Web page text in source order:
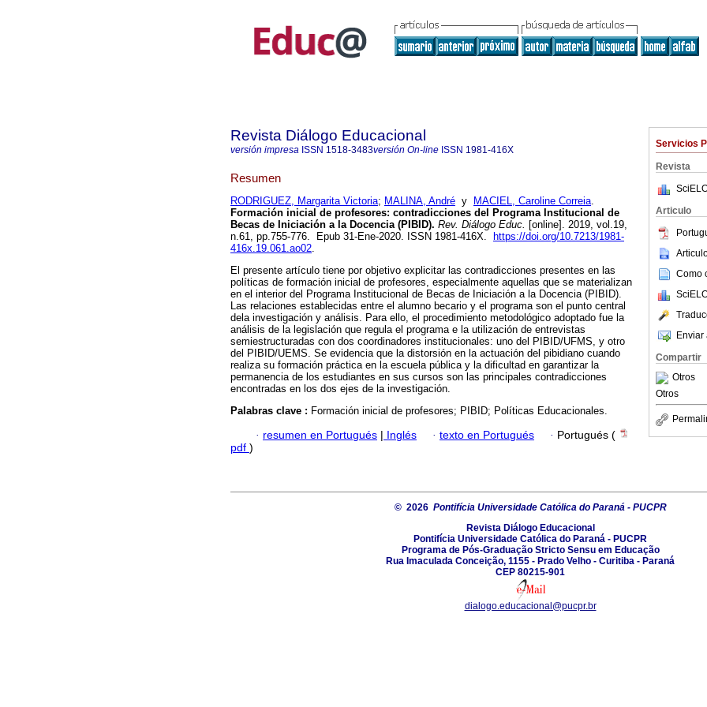
Servicios
Revista
Articulo
Como
Enviar
Compartir
Otros
Otros
Revista Diálogo Educacional
versión impresa ISSN 1518-3483versión On-line ISSN 1981-416X
Resumen
RODRIGUEZ, Margarita Victoria; MALINA, André y MACIEL, Caroline Correia.
Formación inicial de profesores: contradicciones del Programa Institucional de
Becas de Iniciación a la Docencia (PIBID). Rev. Diálogo Educ. [online]. 2019, vol.19,
n.61, pp.755-776. Epub 31-Ene-2020. ISSN 1981-416X.
https://doi.org/10.7213/1981-
416x.19.061.ao02.
El presente artículo tiene por objetivo explicitar las contradicciones presentes en las
políticas de formación inicial de profesores, especialmente aquellas que se materializan
en el interior del Programa Institucional de Becas de Iniciación a la Docencia (PIBID).
Las relaciones establecidas entre el alumno becario y el programa son el punto central
dela investigación y análisis. Para ello, el procedimiento metodológico adoptado fue la
análisis de la legislación que regula el programa e la utilización de entrevistas
semiestructuradas con dos coordinadores institucionales: uno del PIBID/UFMS, y otro
del PIBID/UEMS. Se evidencia que la distorsión en la actuación del pibidiano cuando
realiza su formación práctica en la escuela pública y la dificultad en garantizar la
permanencia de los estudiantes en sus cursos son las principales contradicciones
encontradas en los dos ejes de la investigación.
Palabras clave : Formación inicial de profesores; PIBID; Políticas Educacionales.
· resumen en Portugués | Inglés · texto en Portugués · Portugués (
pdf )
© 2026 Pontifícia Universidade Católica do Paraná - PUCPR
Revista Diálogo Educacional
Pontifícia Universidade Católica do Paraná - PUCPR
Programa de Pós-Graduação Stricto Sensu em Educação
Rua Imaculada Conceição, 1155 - Prado Velho - Curitiba - Paraná
CEP 80215-901
dialogo.educacional@pucpr.br